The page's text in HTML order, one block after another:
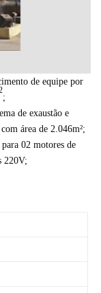
de equipe por
;
de exaustão e
área de 2.046m²;
02 motores de
220V;